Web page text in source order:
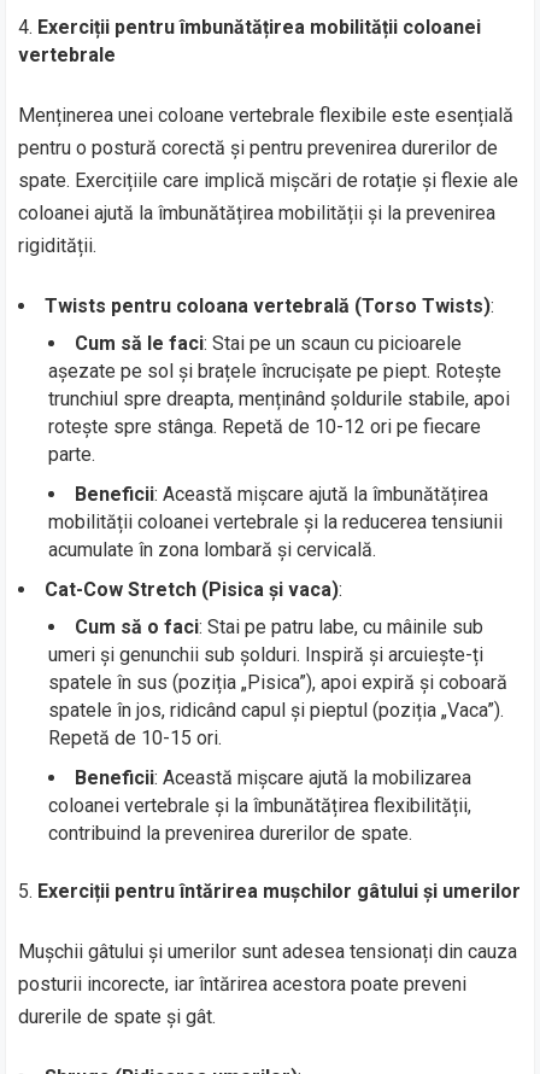
Exerciții pentru îmbunătățirea mobilității coloanei
vertebrale
Menținerea unei coloane vertebrale flexibile este esențială
pentru o postură corectă și pentru prevenirea durerilor de
spate. Exercițiile care implică mișcări de rotație și flexie ale
coloanei ajută la îmbunătățirea mobilității și la prevenirea
rigidității.
Twists pentru coloana vertebrală (Torso Twists):
Cum să le faci: Stai pe un scaun cu picioarele
așezate pe sol și brațele încrucișate pe piept. Rotește
trunchiul spre dreapta, menținând șoldurile stabile, apoi
rotește spre stânga. Repetă de 10-12 ori pe fiecare
parte.
Beneficii: Această mișcare ajută la îmbunătățirea
mobilității coloanei vertebrale și la reducerea tensiunii
acumulate în zona lombară și cervicală.
Cat-Cow Stretch (Pisica și vaca):
Cum să o faci: Stai pe patru labe, cu mâinile sub
umeri și genunchii sub șolduri. Inspiră și arcuiește-ți
spatele în sus (poziția „Pisica”), apoi expiră și coboară
spatele în jos, ridicând capul și pieptul (poziția „Vaca”).
Repetă de 10-15 ori.
Beneficii: Această mișcare ajută la mobilizarea
coloanei vertebrale și la îmbunătățirea flexibilității,
contribuind la prevenirea durerilor de spate.
Exerciții pentru întărirea mușchilor gâtului și umerilor
Mușchii gâtului și umerilor sunt adesea tensionați din cauza
posturii incorecte, iar întărirea acestora poate preveni
durerile de spate și gât.